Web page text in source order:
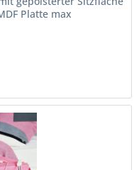
Platte max